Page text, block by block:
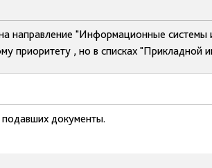
направление "Информационные системы
приоритету , но в списках "Прикладной
подавших документы.